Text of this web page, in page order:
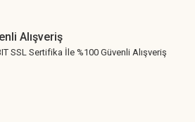
Alışveriş
SSL Sertifika İle %100 Güvenli Alışveriş